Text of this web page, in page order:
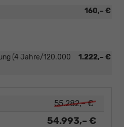
160,– €
1.222,– €
(4 Jahre/120.000
55.282,– €
54.993,– €